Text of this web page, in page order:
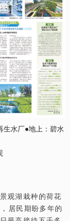
生水厂●地上：碧水
观湖栽种的荷花
居民期盼多年的